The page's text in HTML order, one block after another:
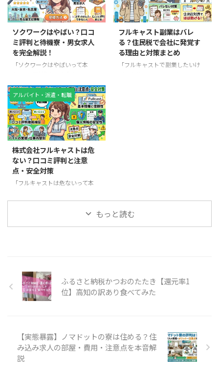
にとって、寮付き求人や即入寮求
人を紹介するソクワークは魅力的
なサービスです。しかし、申込前
に審査基準や落ちる理由を理解し
ておかないと、思わぬところでつ
まずく可能性があります。 この
記事では、ソクワークの審査基
込方法、落ちる理由まで徹底解説
します。 なお、ソクワークの安
全性や評判が気になる方は、ソク
ワークは ...
や住む場所がない人にとって、寮
付き・即日対応をうたう求人サー
ビスは魅力的な反面、「怪しい」
「闇バイトでは？」と警戒してし
まうのも当然です。 結論からい
うと、ソクワークは運営会社や事
業所情報が公開されている求人紹
2026/7/8
ソクワークはやばい？口コ
ミ評判と待機寮・男女求人
を完全解説！
「ソクワークはやばいって本
「お金がなくても働ける？」と気
になっている方も多いでしょう。
ソクワークは、住み込み求人や寮
付き求人を中心に紹介しているサ
ービスとして知られています。し
かし一方で、「やばい」「怪し
い」「危険」といった口コミも見
かけるため、不安を感じる人も少
なくありません。 特に、所持金
が少ない人や住む場所に困ってい
る人にとっては、本当に利用して
たいところです。 この記事で
は、ソクワークとは何なのか、や
2026/5/26
フルキャスト副業はバレ
る？住民税で会社に発覚す
る理由と対策まとめ
「フルキャストで副業したいけ
る？結論と重要ポイント フルキ
ャスト副業は、何も対策しなけれ
アルバイト・派遣・転職
2026/5/26
株式会社フルキャストは危
ない？口コミ評判と注意
点・安全対策
「フルキャストは危ないって本
か？ 結論から言うと、株式会社
フルキャスト自体は安全な企業で
使う方法まで徹底解説します。
株式会社フルキャストは危ないの
か？結論 結論として、株式会社
フルキャストは危ない会社ではあ
環境」によって評価が大きく分か
れる ...
もっと読む
ふるさと納税かつおのたたき【還元率1
位】高知の訳あり食べてみた
【実態暴露】ノマドットの寮は住める？住
み込み求人の部屋・費用・注意点を本音解
説